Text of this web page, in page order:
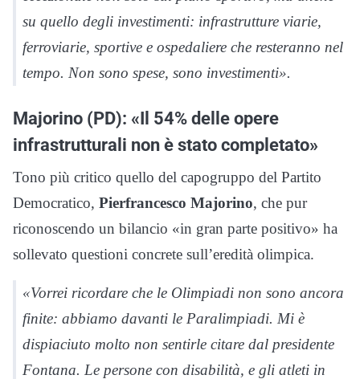
su quello degli investimenti: infrastrutture viarie,
ferroviarie, sportive e ospedaliere che resteranno nel
tempo. Non sono spese, sono investimenti».
Majorino (PD): «Il 54% delle opere
infrastrutturali non è stato completato»
Tono più critico quello del capogruppo del Partito
Democratico, Pierfrancesco Majorino, che pur
riconoscendo un bilancio «in gran parte positivo» ha
sollevato questioni concrete sull’eredità olimpica.
«Vorrei ricordare che le Olimpiadi non sono ancora
finite: abbiamo davanti le Paralimpiadi. Mi è
dispiaciuto molto non sentirle citare dal presidente
Fontana. Le persone con disabilità, e gli atleti in